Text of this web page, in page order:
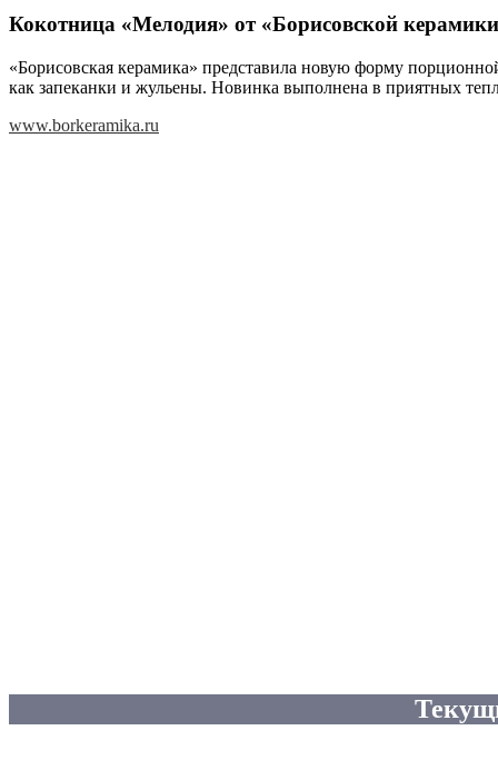
Кокотница «Мелодия» от «Борисовской
«Борисовская керамика» представила новую форму
как запеканки и жульены. Новинка выполнена в приятных
www.borkeramika.ru